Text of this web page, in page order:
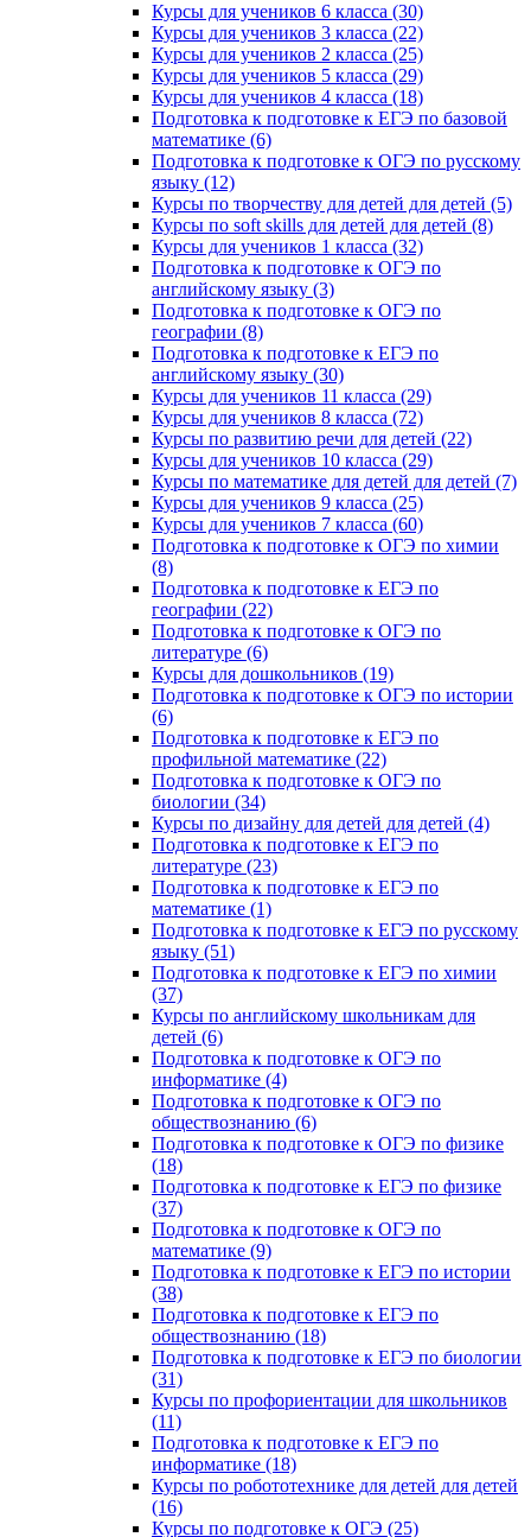
Курсы для учеников 6 класса (30)
Курсы для учеников 3 класса (22)
Курсы для учеников 2 класса (25)
Курсы для учеников 5 класса (29)
Курсы для учеников 4 класса (18)
Подготовка к подготовке к ЕГЭ по базовой
математике (6)
Подготовка к подготовке к ОГЭ по русскому
языку (12)
Курсы по творчеству для детей для детей (5)
Курсы по soft skills для детей для детей (8)
Курсы для учеников 1 класса (32)
Подготовка к подготовке к ОГЭ по
английскому языку (3)
Подготовка к подготовке к ОГЭ по
географии (8)
Подготовка к подготовке к ЕГЭ по
английскому языку (30)
Курсы для учеников 11 класса (29)
Курсы для учеников 8 класса (72)
Курсы по развитию речи для детей (22)
Курсы для учеников 10 класса (29)
Курсы по математике для детей для детей (7)
Курсы для учеников 9 класса (25)
Курсы для учеников 7 класса (60)
Подготовка к подготовке к ОГЭ по химии
(8)
Подготовка к подготовке к ЕГЭ по
географии (22)
Подготовка к подготовке к ОГЭ по
литературе (6)
Курсы для дошкольников (19)
Подготовка к подготовке к ОГЭ по истории
(6)
Подготовка к подготовке к ЕГЭ по
профильной математике (22)
Подготовка к подготовке к ОГЭ по
биологии (34)
Курсы по дизайну для детей для детей (4)
Подготовка к подготовке к ЕГЭ по
литературе (23)
Подготовка к подготовке к ЕГЭ по
математике (1)
Подготовка к подготовке к ЕГЭ по русскому
языку (51)
Подготовка к подготовке к ЕГЭ по химии
(37)
Курсы по английскому школьникам для
детей (6)
Подготовка к подготовке к ОГЭ по
информатике (4)
Подготовка к подготовке к ОГЭ по
обществознанию (6)
Подготовка к подготовке к ОГЭ по физике
(18)
Подготовка к подготовке к ЕГЭ по физике
(37)
Подготовка к подготовке к ОГЭ по
математике (9)
Подготовка к подготовке к ЕГЭ по истории
(38)
Подготовка к подготовке к ЕГЭ по
обществознанию (18)
Подготовка к подготовке к ЕГЭ по биологии
(31)
Курсы по профориентации для школьников
(11)
Подготовка к подготовке к ЕГЭ по
информатике (18)
Курсы по робототехнике для детей для детей
(16)
Курсы по подготовке к ОГЭ (25)